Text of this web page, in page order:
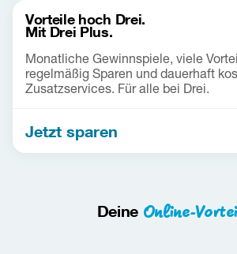
Vorteile hoch Drei.
Mit Drei Plus.
Monatliche Gewinnspiele, viele
regelmäßig Sparen und dauerhaft
Zusatzservices. Für alle bei Drei.
Jetzt sparen
Deine Online-